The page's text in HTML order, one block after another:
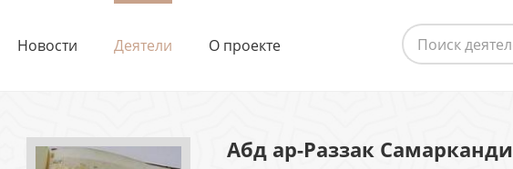
Новости Деятели О проекте
Абд ар-Раззак Самарканди